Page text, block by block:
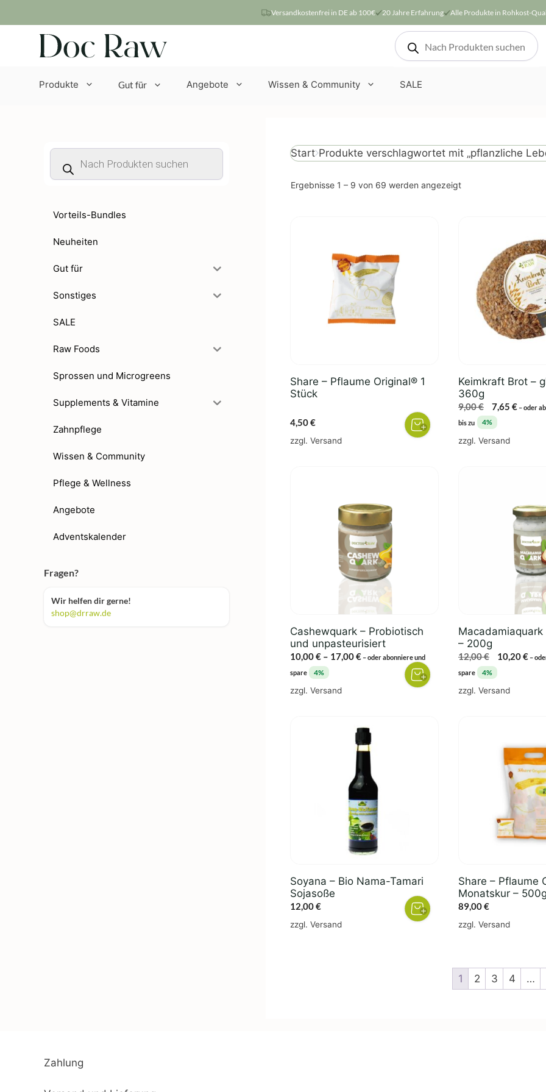
Inhalt
springen
Versandkostenfrei in DE ab 100€ 20 Jahre Erfahrung Alle Produkte in Rohkost-
Products
search
Produkte Gut für Angebote Wissen & Community SALE
Start Produkte verschlagwortet mit „pflanzliche
Ergebnisse 1 – 9 von 69 werden angezeigtNach
Share – Pflaume Original® 1
Stück
4,50€
zzgl. Versand
Keimkraft Brot –
360g
9,00€
Preis
war:
7,65 € –oder
bis zu
4%
zzgl. Versand
Cashewquark – Probiotisch
und unpasteurisiert
10,00€ – 17,00€Preisspanne:
–oder abonniere und
spare
4%
zzgl. Versand
der
Produktseite
gewählt
werden
– 200g
12,00€
Preis
war:
10,20€ –
spare
4%
zzgl. Versand
Soyana – Bio Nama-Tamari
Sojasoße
12,00€
zzgl. Versand
Share – Pflaume
Monatskur – 500g
89,00€
zzgl. Versand
1 2 3 4 …
Products
search
Vorteils-Bundles
Neuheiten
Gut für
Sonstiges
SALE
Raw Foods
Sprossen und Microgreens
Supplements & Vitamine
Zahnpflege
Wissen & Community
Pflege & Wellness
Angebote
Adventskalender
Fragen?
Wir helfen dir gerne!
shop@drraw.de
Zahlung